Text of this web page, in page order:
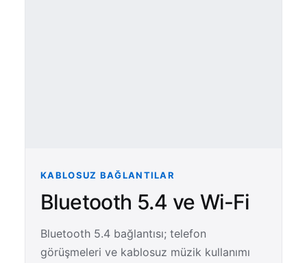
KABLOSUZ BAĞLANTILAR
Bluetooth 5.4 ve Wi-Fi
Bluetooth 5.4 bağlantısı; telefon
görüşmeleri ve kablosuz müzik kullanımı